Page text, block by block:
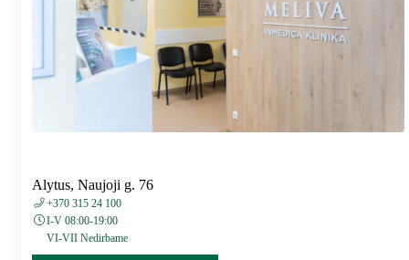
Alytus, Naujoji g. 76
+370 315 24 100
I-V 08:00-19:00
VI-VII Nedirbame